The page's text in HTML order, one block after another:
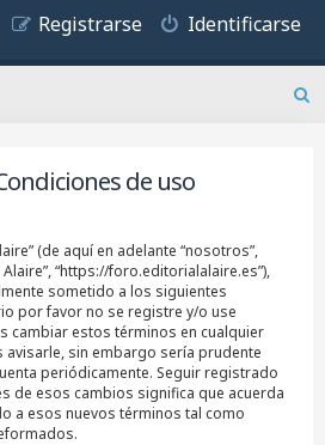
Identificarse
Registrarse
de uso
(de aquí en adelante “nosotros”,
Alaire”, “https://foro.editorialalaire.es”),
sometido a los siguientes
por favor no se registre y/o use
cambiar estos términos en cualquier
sin embargo sería prudente
periódicamente. Seguir registrado
de esos cambios significa que acuerda
a esos nuevos términos tal como